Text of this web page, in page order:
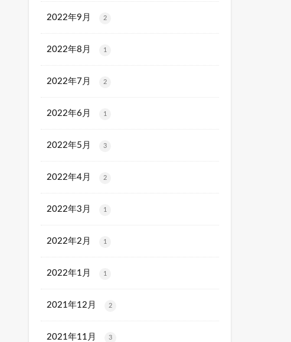
2022年9月 2
2022年8月 1
2022年7月 2
2022年6月 1
2022年5月 3
2022年4月 2
2022年3月 1
2022年2月 1
2022年1月 1
2021年12月 2
2021年11月 3